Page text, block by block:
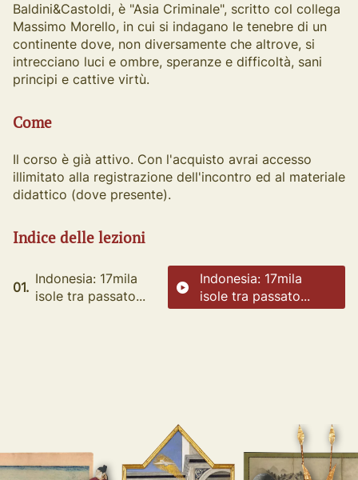
Baldini&Castoldi, è "Asia Criminale", scritto col collega
Massimo Morello, in cui si indagano le tenebre di un
continente dove, non diversamente che altrove, si
intrecciano luci e ombre, speranze e difficoltà, sani
principi e cattive virtù.
Come
Il corso è già attivo. Con l'acquisto avrai accesso
illimitato alla registrazione dell'incontro ed al materiale
didattico (dove presente).
Indice delle lezioni
01.
Indonesia: 17mila
isole tra passato...
Indonesia: 17mila
isole tra passato...